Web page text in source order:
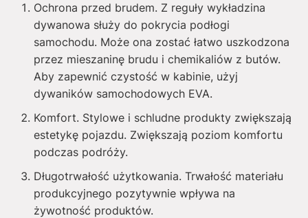
Ochrona przed brudem. Z reguły wykładzina
dywanowa służy do pokrycia podłogi
samochodu. Może ona zostać łatwo uszkodzona
przez mieszaninę brudu i chemikaliów z butów.
Aby zapewnić czystość w kabinie, użyj
dywaników samochodowych EVA.
Komfort. Stylowe i schludne produkty zwiększają
estetykę pojazdu. Zwiększają poziom komfortu
podczas podróży.
Długotrwałość użytkowania. Trwałość materiału
produkcyjnego pozytywnie wpływa na
żywotność produktów.